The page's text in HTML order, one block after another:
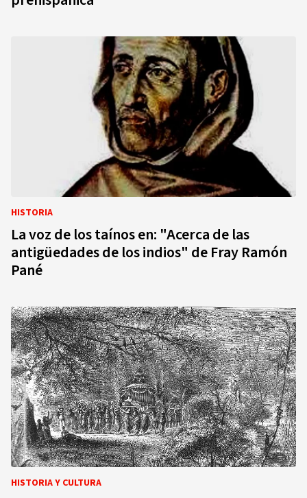
HISTORIA
La voz de los taínos en: "Acerca de las
antigüedades de los indios" de Fray Ramón
Pané
HISTORIA Y CULTURA